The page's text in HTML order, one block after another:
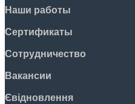
Наши работы
Сертификаты
Сотрудничество
Вакансии
Євідновлення